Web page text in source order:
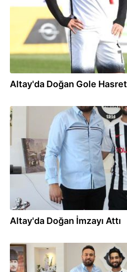
Altay'da Doğan Gole Hasret
07.09.2017
Altay'da Doğan İmzayı Attı
07.09.2017